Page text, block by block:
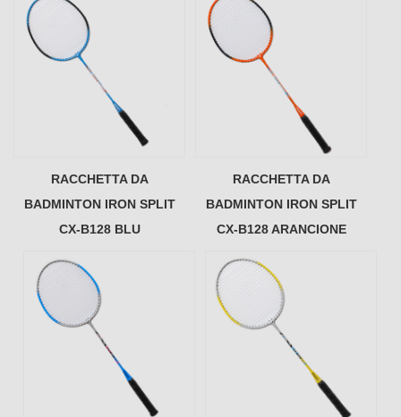
RACCHETTA DA
BADMINTON IRON SPLIT
CX-B128 BLU
RACCHETTA DA
BADMINTON IRON SPLIT
CX-B128 ARANCIONE